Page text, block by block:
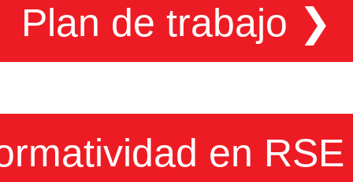
Plan de trabajo ❯
en